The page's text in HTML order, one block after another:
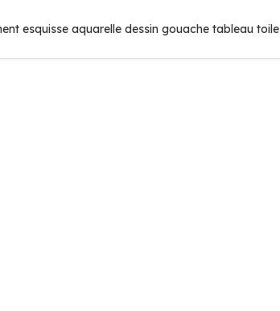
esquisse aquarelle dessin gouache tableau toile